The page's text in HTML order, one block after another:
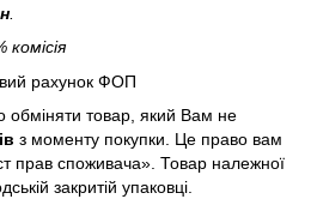
комісія
рахунок ФОП
обміняти товар, який Вам не
з моменту покупки. Це право вам
прав споживача». Товар належної
закритій упаковці.